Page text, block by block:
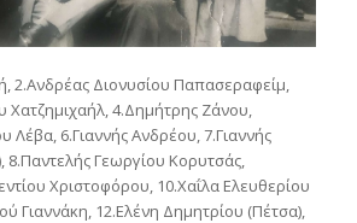
2.Ανδρέας Διονυσίου Παπασεραφείμ,
Χατζημιχαήλ, 4.Δημήτρης Ζάνου,
Λέβα, 6.Γιαννής Ανδρέου, 7.Γιαννής
8.Παντελής Γεωργίου Κορυτσάς,
Χριστοφόρου, 10.Χαΐλα Ελευθερίου
Γιαννάκη, 12.Ελένη Δημητρίου (Πέτσα),